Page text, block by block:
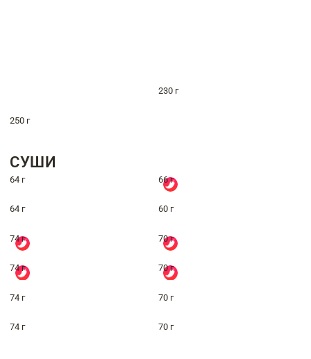
230 г
250 г
СУШИ
64 г 66 г
64 г 60 г
74 г 70 г
74 г 70 г
74 г 70 г
74 г 70 г